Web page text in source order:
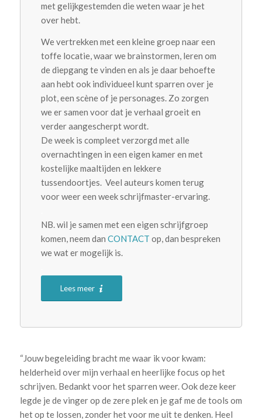
met gelijkgestemden die weten waar je het
over hebt.
We vertrekken met een kleine groep naar een
toffe locatie, waar we brainstormen, leren om
de diepgang te vinden en als je daar behoefte
aan hebt ook individueel kunt sparren over je
plot, een scène of je personages. Zo zorgen
we er samen voor dat je verhaal groeit en
verder aangescherpt wordt.
De week is compleet verzorgd met alle
overnachtingen in een eigen kamer en met
kostelijke maaltijden en lekkere
tussendoortjes. Veel auteurs komen terug
voor weer een week schrijfmaster-ervaring.
NB. wil je samen met een eigen schrijfgroep
komen, neem dan CONTACT op, dan bespreken
we wat er mogelijk is.
Lees meer
“Jouw begeleiding bracht me waar ik voor kwam:
helderheid over mijn verhaal en heerlijke focus op het
schrijven. Bedankt voor het sparren weer. Ook deze keer
legde je de vinger op de zere plek en je gaf me de tools om
het op te lossen, zonder het voor me uit te denken. Heel